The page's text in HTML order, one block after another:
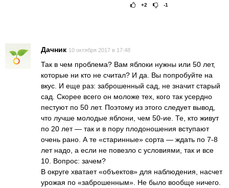
Рейтинг статьи:
+2 -1
Дачник 10 октября 2017 в 17:48
Так в чем проблема? Вам яблоки нужны или 50 лет,
которые ни кто не считал? И да. Вы попробуйте на
вкус. И еще раз: заброшенный сад, не значит старый
сад. Скорее всего он моложе тех, кого так усердно
пестуют по 50 лет. Поэтому из этого следует вывод,
что лучше молодые яблони, чем 50-ие. Те, кто живут
по 20 лет — так и в пору плодоношения вступают
очень рано. А те «старинные» сорта — ждать по 7-8
лет надо, а если не повезло с условиями, так и все
10. Вопрос: зачем?
В округе хватает «объектов» для наблюдения, насчет
урожая по «заброшенным». Не было вообще ничего.